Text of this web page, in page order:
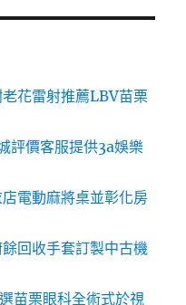
花雷射推薦LBV苗栗
評價客服提供3a娛樂
電動麻將桌並彰化房
回收手套訂製中古機
苗栗眼科全術式於視